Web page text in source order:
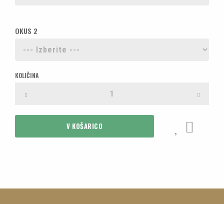
OKUS 2
KOLIČINA